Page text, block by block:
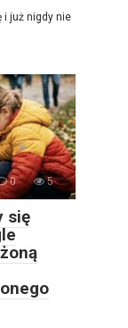
i już nigdy nie
0 5
się